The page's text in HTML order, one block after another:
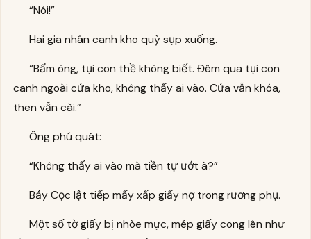
“Nói!”
Hai gia nhân canh kho quỳ sụp xuống.
“Bẩm ông, tụi con thề không biết. Đêm qua tụi con
canh ngoài cửa kho, không thấy ai vào. Cửa vẫn khóa,
then vẫn cài.”
Ông phú quát:
“Không thấy ai vào mà tiền tự ướt à?”
Bảy Cọc lật tiếp mấy xấp giấy nợ trong rương phụ.
Một số tờ giấy bị nhòe mực, mép giấy cong lên như